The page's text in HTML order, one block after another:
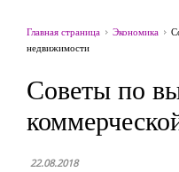
Главная страница Экономика
недвижимости
Советы по
22.08.2018